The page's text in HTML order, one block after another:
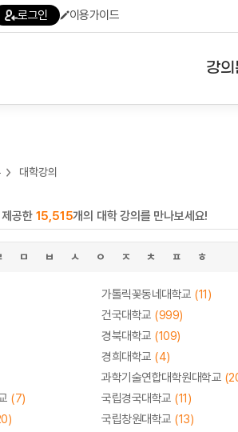
로그인 이용가이드
강
대학강의
공한 15,515개의 대학 강의를 만나보세요!
ㅁ ㅂ ㅅ ㅇ ㅈ ㅊ ㅍ ㅎ
가톨릭꽃동네대학교 (11)
건국대학교 (999)
경북대학교 (109)
경희대학교 (4)
과학기술연합대학원대학교
(7) 국립경국대학교 (11)
국립창원대학교 (13)